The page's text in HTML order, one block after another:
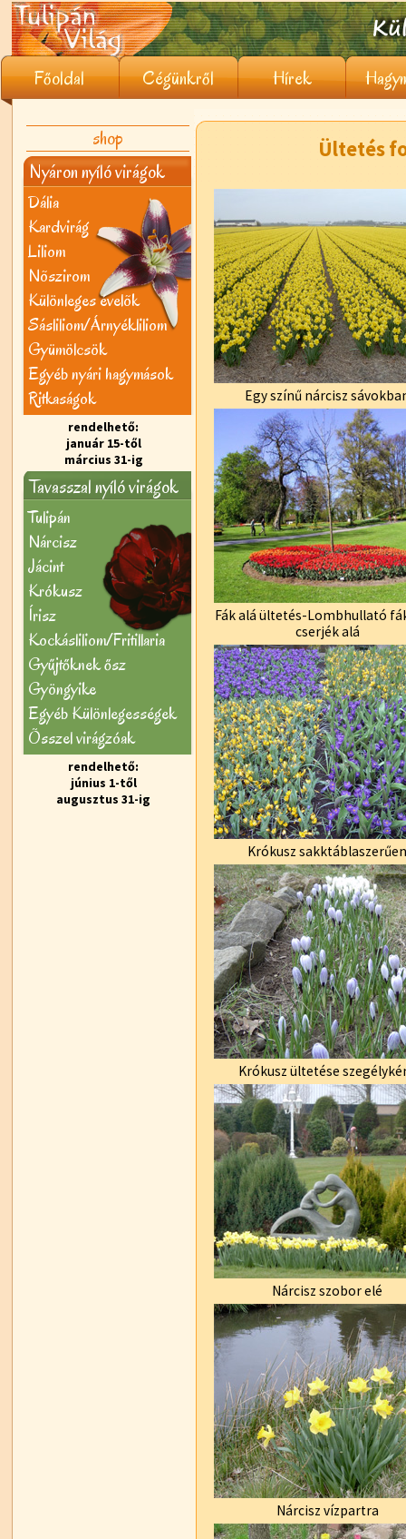
Főoldal Cégünkről Hírek
shop
Nyáron nyíló virágok
Dália
Kardvirág
Liliom
Nõszirom
Különleges évelõk
Sásliliom/Árnyékliliom
Gyümölcsök
Egyéb nyári hagymások
Ritkaságok
rendelhető:
január 15-től
március 31-ig
Tavasszal nyíló virágok
Tulipán
Nárcisz
Jácint
Krókusz
Írisz
Kockásliliom/Fritillaria
Gyűjtőknek ősz
Gyöngyike
Egyéb Különlegességek
Õsszel virágzóak
rendelhető:
június 1-től
augusztus 31-ig
Ültetés
Egy színű nárcisz
Fák alá ültetés-Lombhullató
cserjék alá
Krókusz sakktáblaszerűen
Krókusz ültetése
Nárcisz szobor elé
Nárcisz vízpartra